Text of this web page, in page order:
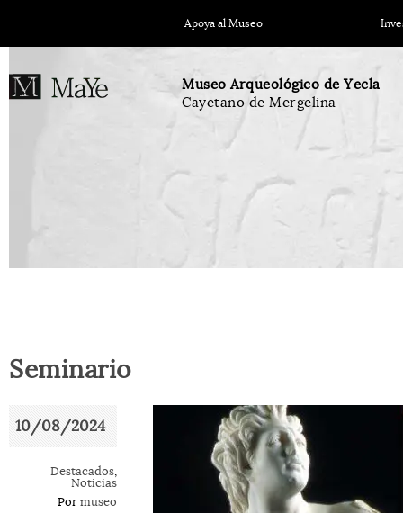
Apoya al Museo
Museo Arqueológico de Yecla
Cayetano de Mergelina
Seminario
10/08/2024
Destacados,
Noticias
Por museo